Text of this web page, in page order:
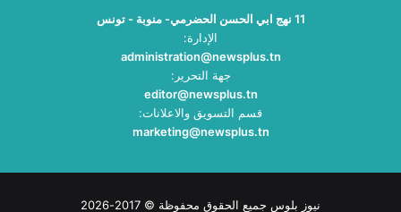
11 نهج ابي الحسن الحضرمي- منوبة - تونس
الإدارة:
administration@newsplus.tn
جهة التحرير:
editor@newsplus.tn
قسم التسويق والاعلانات:
marketing@newsplus.tn
نيوز بلوس جميع الحقوق محفوظة © 2017-2026